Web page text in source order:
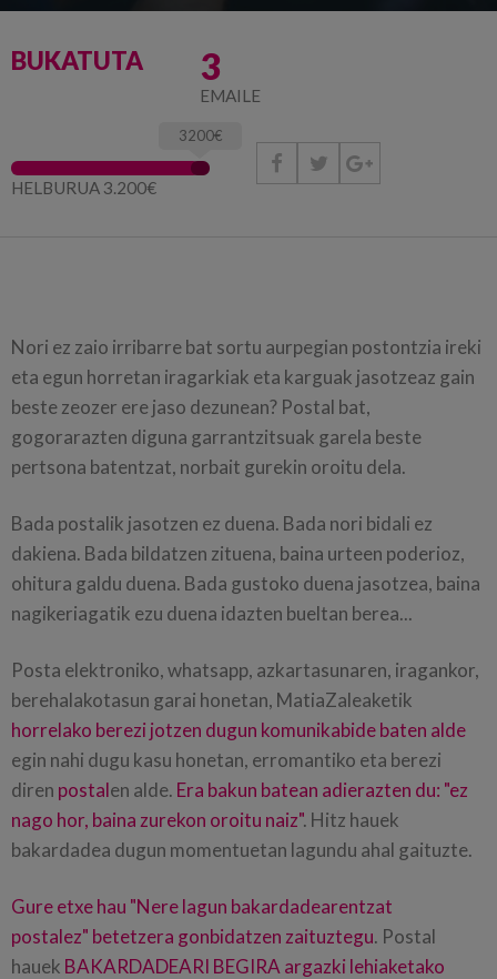
BUKATUTA 3
EMAILE
3200€
HELBURUA 3.200€
  
Nori ez zaio irribarre bat sortu aurpegian postontzia ireki
eta egun horretan iragarkiak eta karguak jasotzeaz gain
beste zeozer ere jaso dezunean? Postal bat,
gogorarazten diguna garrantzitsuak garela beste
pertsona batentzat, norbait gurekin oroitu dela.
Bada postalik jasotzen ez duena. Bada nori bidali ez
dakiena. Bada bildatzen zituena, baina urteen poderioz,
ohitura galdu duena. Bada gustoko duena jasotzea, baina
nagikeriagatik ezu duena idazten bueltan berea...
Posta elektroniko, whatsapp, azkartasunaren, iragankor,
berehalakotasun garai honetan, MatiaZaleaketik
horrelako berezi jotzen dugun komunikabide baten alde
egin nahi dugu kasu honetan, erromantiko eta berezi
diren postalen alde. Era bakun batean adierazten du: "ez
nago hor, baina zurekon oroitu naiz". Hitz hauek
bakardadea dugun momentuetan lagundu ahal gaituzte.
Gure etxe hau "Nere lagun bakardadearentzat
postalez" betetzera gonbidatzen zaituztegu. Postal
hauek BAKARDADEARI BEGIRA argazki lehiaketako